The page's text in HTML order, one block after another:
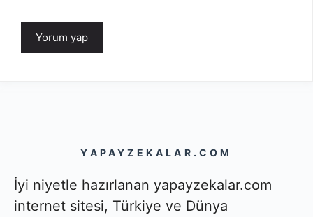
YAPAYZEKALAR.COM
İyi niyetle hazırlanan yapayzekalar.com
internet sitesi, Türkiye ve Dünya